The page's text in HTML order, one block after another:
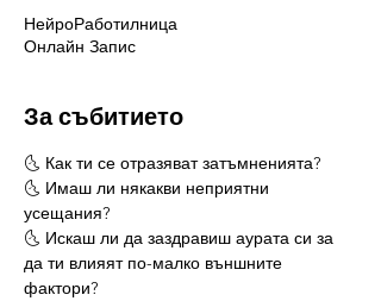
НейроРаботилница
Онлайн Запис
За събитието
🌜 Как ти се отразяват затъмненията?
🌜 Имаш ли някакви неприятни
усещания?
🌜 Искаш ли да заздравиш аурата си за
да ти влияят по-малко външните
фактори?